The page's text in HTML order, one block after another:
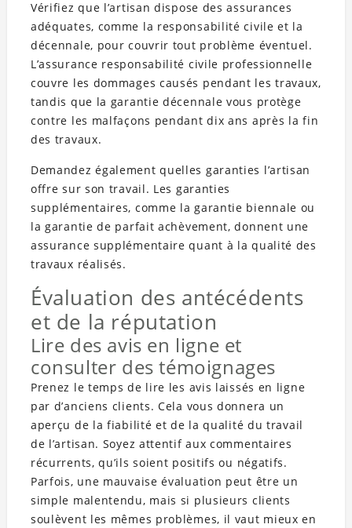
Vérifiez que l’artisan dispose des assurances
adéquates, comme la responsabilité civile et la
décennale, pour couvrir tout problème éventuel.
L’assurance responsabilité civile professionnelle
couvre les dommages causés pendant les travaux,
tandis que la garantie décennale vous protège
contre les malfaçons pendant dix ans après la fin
des travaux.
Demandez également quelles garanties l’artisan
offre sur son travail. Les garanties
supplémentaires, comme la garantie biennale ou
la garantie de parfait achèvement, donnent une
assurance supplémentaire quant à la qualité des
travaux réalisés.
Évaluation des antécédents
et de la réputation
Lire des avis en ligne et
consulter des témoignages
Prenez le temps de lire les avis laissés en ligne
par d’anciens clients. Cela vous donnera un
aperçu de la fiabilité et de la qualité du travail
de l’artisan. Soyez attentif aux commentaires
récurrents, qu’ils soient positifs ou négatifs.
Parfois, une mauvaise évaluation peut être un
simple malentendu, mais si plusieurs clients
soulèvent les mêmes problèmes, il vaut mieux en